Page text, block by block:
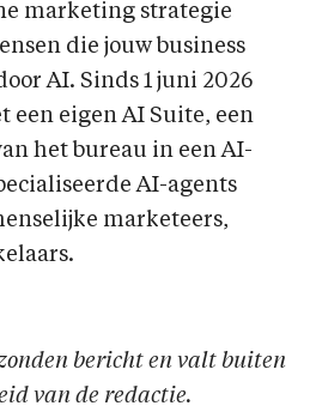
marketing strategie
die jouw business
AI. Sinds 1 juni 2026
een eigen AI Suite, een
het bureau in een AI-
AI-agents
marketeers,
bericht en valt buiten
van de redactie.